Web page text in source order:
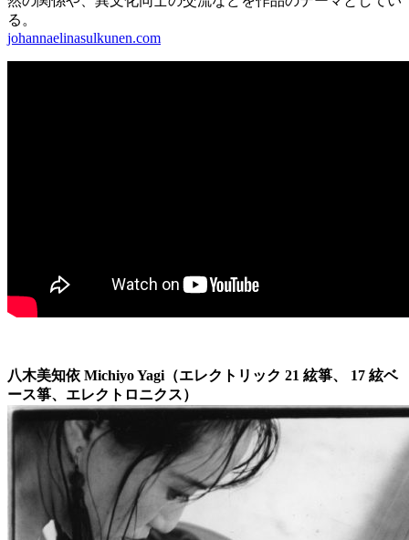
る。
johannaelinasulkunen.com
八木美知依 Michiyo Yagi（エレクトリック 21 絃箏、 17 絃ベ
ース箏、エレクトロニクス）